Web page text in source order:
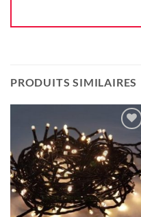
PRODUITS SIMILAIRES
Ajouter
à la liste
d'envie